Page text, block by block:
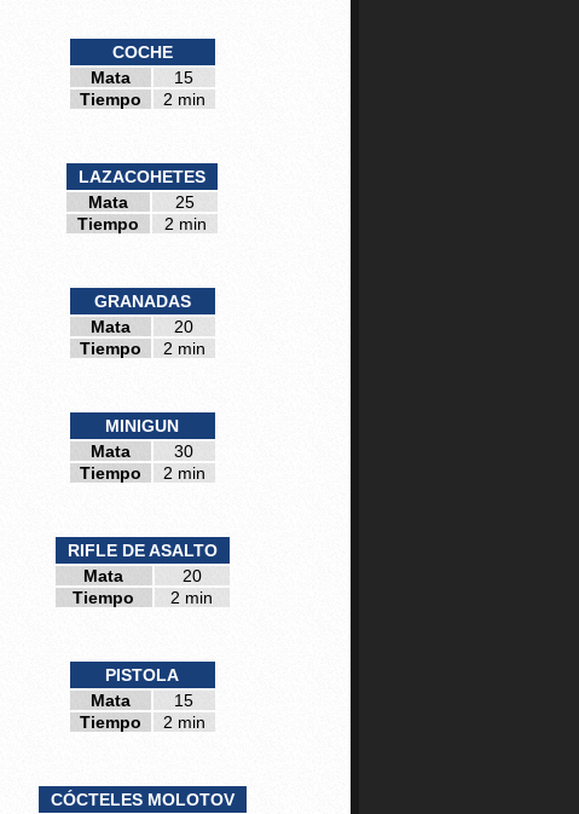
COCHE
Mata
15
Tiempo
2 min
LAZACOHETES
Mata
25
Tiempo
2 min
GRANADAS
Mata
20
Tiempo
2 min
MINIGUN
Mata
30
Tiempo
2 min
RIFLE DE ASALTO
Mata
20
Tiempo
2 min
PISTOLA
Mata
15
Tiempo
2 min
CÓCTELES MOLOTOV